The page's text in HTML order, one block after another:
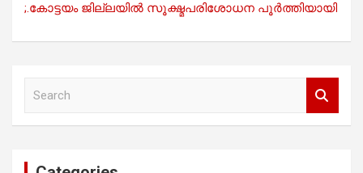
;.കോട്ടയം ജില്ലയിൽ സൂക്ഷ്മപരിശോധന പൂർത്തിയായി